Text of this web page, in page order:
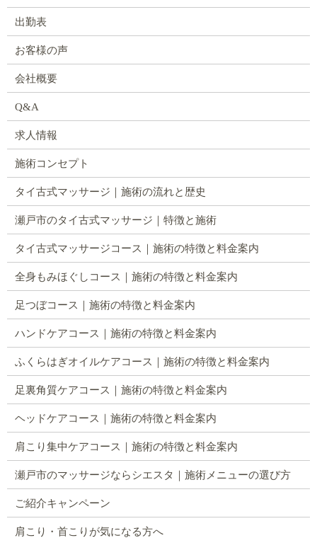
出勤表
お客様の声
会社概要
Q&A
求人情報
施術コンセプト
タイ古式マッサージ｜施術の流れと歴史
瀬戸市のタイ古式マッサージ｜特徴と施術
タイ古式マッサージコース｜施術の特徴と料金案内
全身もみほぐしコース｜施術の特徴と料金案内
足つぼコース｜施術の特徴と料金案内
ハンドケアコース｜施術の特徴と料金案内
ふくらはぎオイルケアコース｜施術の特徴と料金案内
足裏角質ケアコース｜施術の特徴と料金案内
ヘッドケアコース｜施術の特徴と料金案内
肩こり集中ケアコース｜施術の特徴と料金案内
瀬戸市のマッサージならシエスタ｜施術メニューの選び方
ご紹介キャンペーン
肩こり・首こりが気になる方へ